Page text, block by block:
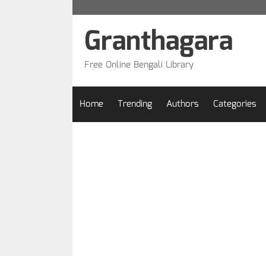
Granthagara
Free Online Bengali Library
Home Trending Authors Categories